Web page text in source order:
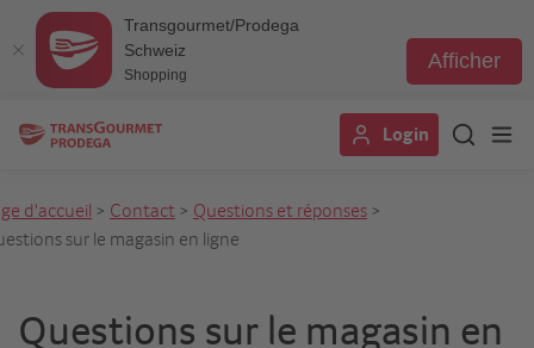
Transgourmet/Prodega
Schweiz
Shopping
Afficher
Login
d'accueil > Contact > Questions et réponses >
sur le magasin en ligne
Questions sur le magasin en